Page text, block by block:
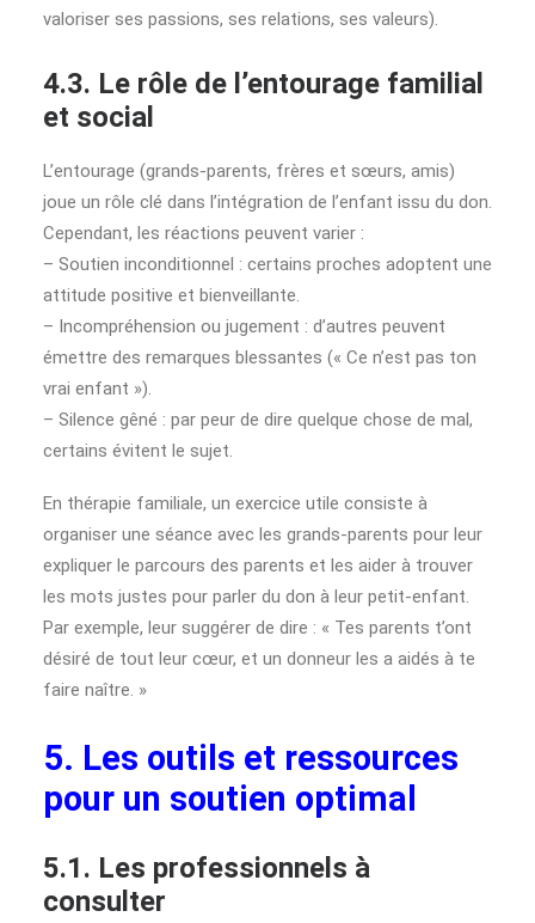
valoriser ses passions, ses relations, ses valeurs).
4.3. Le rôle de l’entourage familial
et social
L’entourage (grands-parents, frères et sœurs, amis)
joue un rôle clé dans l’intégration de l’enfant issu du don.
Cependant, les réactions peuvent varier :
– Soutien inconditionnel : certains proches adoptent une
attitude positive et bienveillante.
– Incompréhension ou jugement : d’autres peuvent
émettre des remarques blessantes (« Ce n’est pas ton
vrai enfant »).
– Silence gêné : par peur de dire quelque chose de mal,
certains évitent le sujet.
En thérapie familiale, un exercice utile consiste à
organiser une séance avec les grands-parents pour leur
expliquer le parcours des parents et les aider à trouver
les mots justes pour parler du don à leur petit-enfant.
Par exemple, leur suggérer de dire : « Tes parents t’ont
désiré de tout leur cœur, et un donneur les a aidés à te
faire naître. »
5. Les outils et ressources
pour un soutien optimal
5.1. Les professionnels à
consulter